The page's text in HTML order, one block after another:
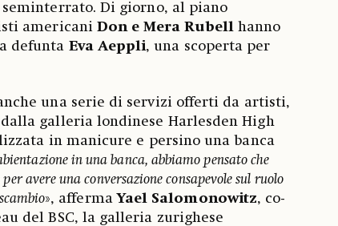
Di giorno, al piano
americani Don e Mera Rubellhanno
defunta Eva Aeppli, una scoperta per
una serie di servizi offerti da artisti,
galleria londinese Harlesden High
in manicure e persino una banca
in una banca, abbiamo pensato che
per avere una conversazione consapevole sul ruolo
», affermaYael Salomonowitz, co-
del BSC, la galleria zurighese